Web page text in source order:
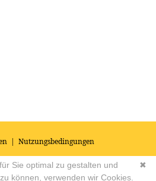
| Nutzungsbedingungen
|AGB's| Yoga Vidya Community -
und Ayurveda Powered by
✖
Sie optimal zu gestalten und
können, verwenden wir Cookies.